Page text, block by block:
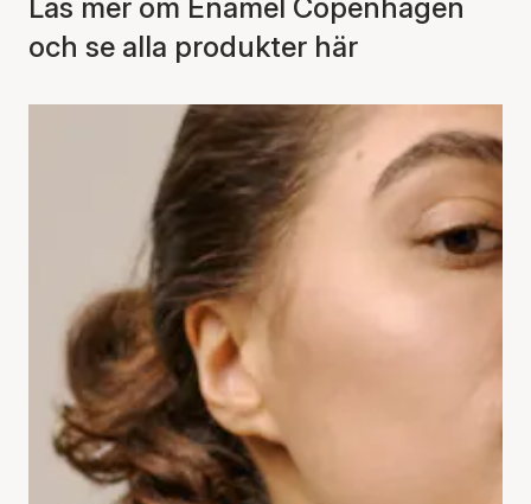
Läs mer om Enamel Copenhagen
och se alla produkter här